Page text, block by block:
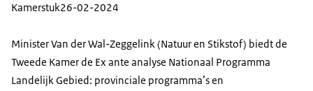
Kamerstuk26-02-2024
Minister Van der Wal-Zeggelink (Natuur en Stikstof) biedt de
Tweede Kamer de Ex ante analyse Nationaal Programma
Landelijk Gebied: provinciale programma’s en